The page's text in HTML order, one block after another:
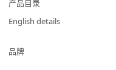
产品目录
English details
品牌